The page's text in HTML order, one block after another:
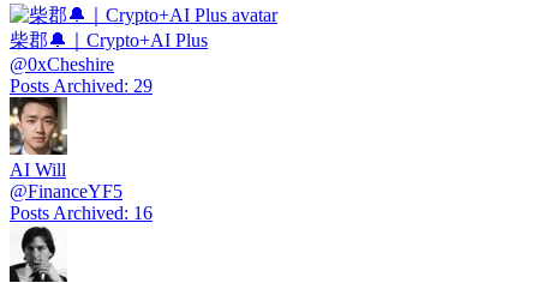
柴郡🔔｜Crypto+AI Plus
@0xCheshire
Posts Archived: 29
AI Will
@FinanceYF5
Posts Archived: 16